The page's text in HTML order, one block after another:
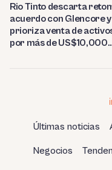
Rio Tinto descarta
acuerdo con Glencore y
prioriza venta de
por más de US$10,000
Últimas noticias
Negocios